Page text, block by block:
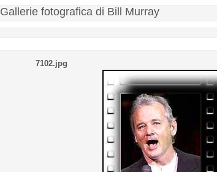
Gallerie fotografica di Bill Murray
7102.jpg